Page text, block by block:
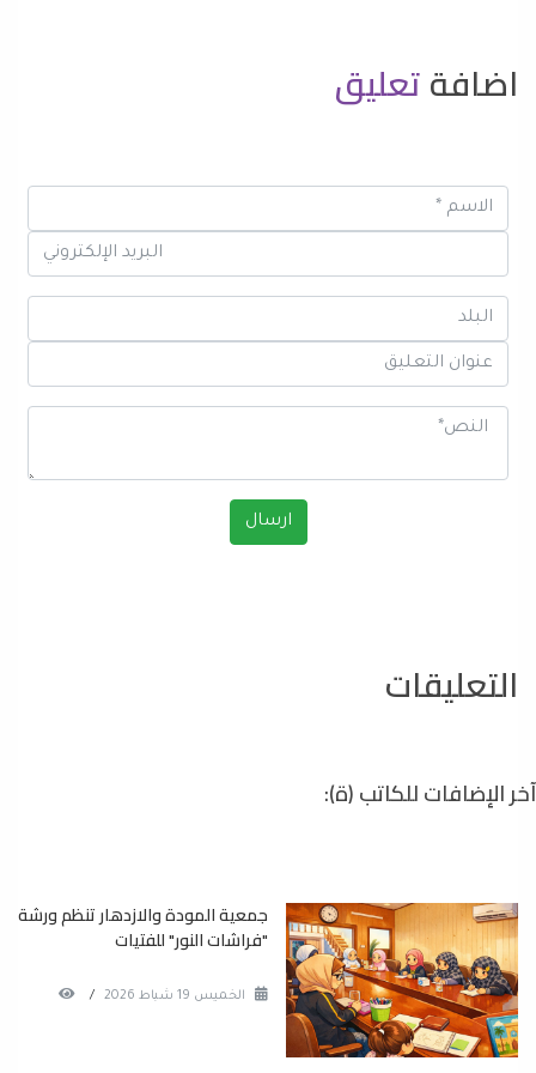
اضافةتعليق
التعليقات
آخر الإضافات للكاتب (ة):
جمعية المودة والازدهار تنظم ورشة
"فراشات النور" للفتيات
الخميس 19 شباط 2026 /